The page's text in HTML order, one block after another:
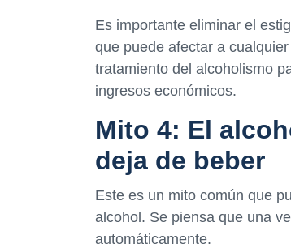
Es importante eliminar el
que puede afectar a
tratamiento del alcoholismo
ingresos económicos.
Mito 4: El
deja de beber
Este es un mito común que
alcohol. Se piensa que una
automáticamente.